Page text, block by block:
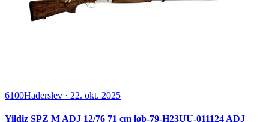
6100Haderslev · 22. okt. 2025
Yildiz SPZ M ADJ 12/76 71 cm løb-79-H23UU-011124 ADJ